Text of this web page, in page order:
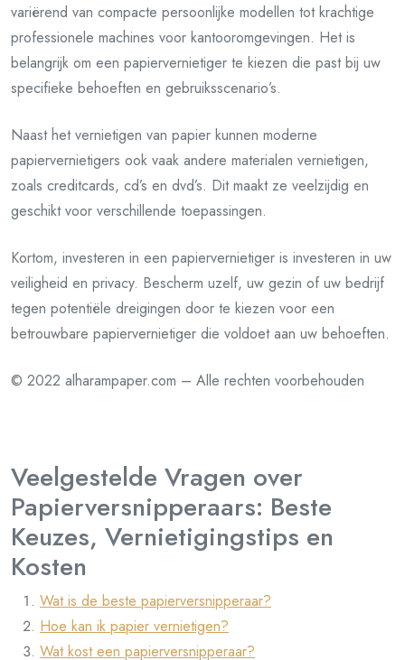
variërend van compacte persoonlijke modellen tot krachtige
professionele machines voor kantooromgevingen. Het is
belangrijk om een papiervernietiger te kiezen die past bij uw
specifieke behoeften en gebruiksscenario’s.
Naast het vernietigen van papier kunnen moderne
papiervernietigers ook vaak andere materialen vernietigen,
zoals creditcards, cd’s en dvd’s. Dit maakt ze veelzijdig en
geschikt voor verschillende toepassingen.
Kortom, investeren in een papiervernietiger is investeren in uw
veiligheid en privacy. Bescherm uzelf, uw gezin of uw bedrijf
tegen potentiële dreigingen door te kiezen voor een
betrouwbare papiervernietiger die voldoet aan uw behoeften.
© 2022 alharampaper.com – Alle rechten voorbehouden
Veelgestelde Vragen over
Papierversnipperaars: Beste
Keuzes, Vernietigingstips en
Kosten
Wat is de beste papierversnipperaar?
Hoe kan ik papier vernietigen?
Wat kost een papierversnipperaar?